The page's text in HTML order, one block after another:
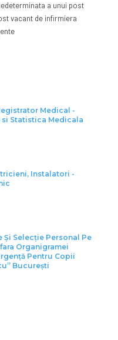
a unui post
vacant de infirmiera
Medical -
Statistica Medicala
Instalatori -
Și Selecție Personal Pe
Organigramei
Pentru Copii
Bucureşti